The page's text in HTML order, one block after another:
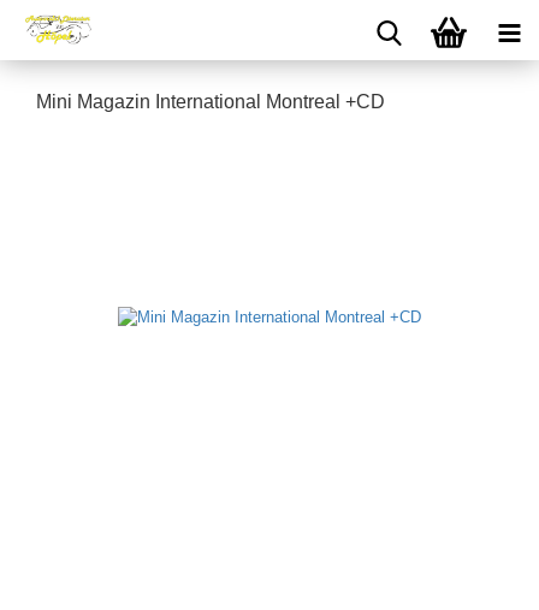
Mini Magazin International Montreal +CD